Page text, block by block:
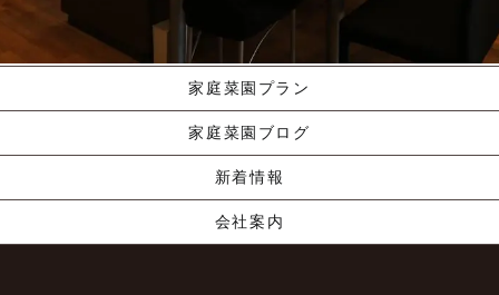
資料請求する
くりやま建築のこだわり
家庭菜園プラン
家庭菜園ブログ
新着情報
会社案内